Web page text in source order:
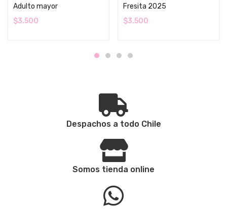
Adulto mayor
$3.500
Fresita 2025
$3.500
Despachos a todo Chile
Somos tienda online